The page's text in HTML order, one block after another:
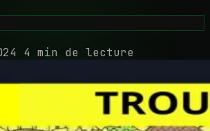
4 min de lecture